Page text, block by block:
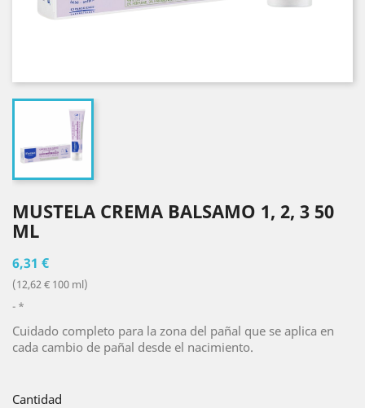
MUSTELA CREMA BALSAMO 1, 2, 3 50
ML
6,31 €
(12,62 € 100 ml)
*
Cuidado completo para la zona del pañal que se aplica en
cada cambio de pañal desde el nacimiento.
Cantidad